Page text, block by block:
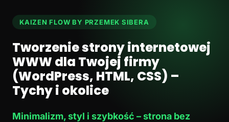
KAIZEN FLOW BY PRZEMEK SIBERA
Tworzenie strony internetowej
WWW dla Twojej firmy
(WordPress, HTML, CSS) –
Tychy i okolice
Minimalizm, styl i szybkość – strona bez